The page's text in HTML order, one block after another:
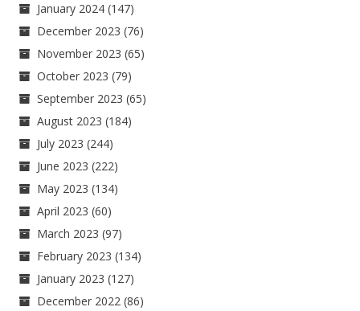
January 2024 (147)
December 2023 (76)
November 2023 (65)
October 2023 (79)
September 2023 (65)
August 2023 (184)
July 2023 (244)
June 2023 (222)
May 2023 (134)
April 2023 (60)
March 2023 (97)
February 2023 (134)
January 2023 (127)
December 2022 (86)